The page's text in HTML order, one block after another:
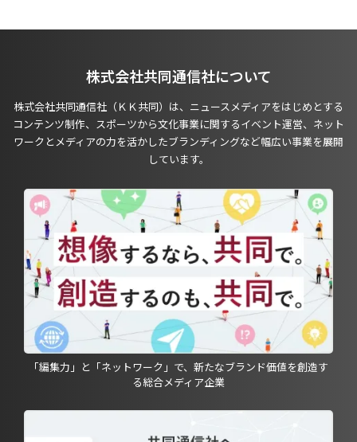
株式会社共同通信社について
株式会社共同通信社（ＫＫ共同）は、ニュースメディアをはじめとする
コンテンツ制作、スポーツから文化事業に関するイベント運営、ネット
ワークとメディアの力を活かしたブランディングなど幅広い事業を展開
しています。
「編集力」と「ネットワーク」で、新たなブランド価値を創造す
る総合メディア企業